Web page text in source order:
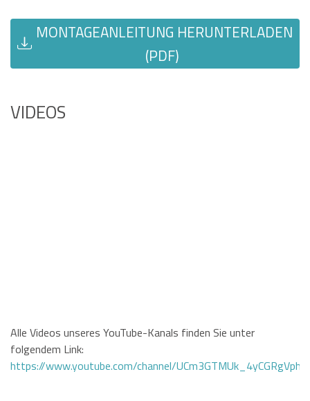
MONTAGEANLEITUNG HERUNTERLADEN
(PDF)
VIDEOS
Alle Videos unseres YouTube-Kanals finden Sie unter
folgendem Link:
https://www.youtube.com/channel/